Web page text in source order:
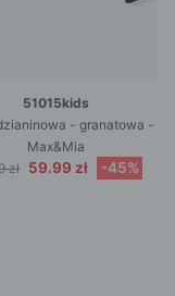
51015kids
- granatowa -
Max&Mia
zł 59.99 zł -45%